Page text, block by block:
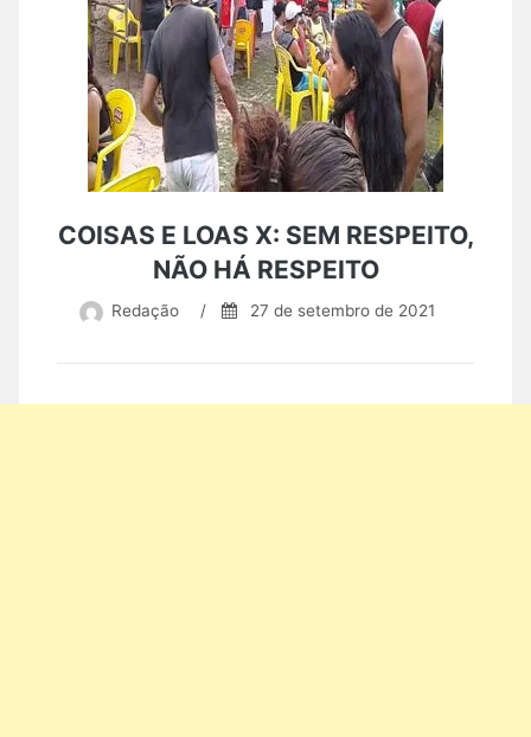
COISAS E LOAS X: SEM RESPEITO,
NÃO HÁ RESPEITO
Redação / 27 de setembro de 2021